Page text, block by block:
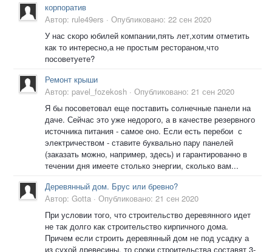
корпоратив
Автор: rule49ers · Опубликовано: 22 сен 2020
У нас скоро юбилей компании,пять лет,хотим отметить
как то интересно,а не простым рестораном,что
посоветуете?
Ремонт крыши
Автор: pavel_fozekosh · Опубликовано: 21 сен 2020
Я бы посоветовал еще поставить солнечные панели на
даче. Сейчас это уже недорого, а в качестве резервного
источника питания - самое оно. Если есть перебои с
электричеством - ставите буквально пару панелей
(заказать можно, например, здесь) и гарантированно в
течении дня имеете столько энергии, сколько вам...
Деревянный дом. Брус или бревно?
Автор: Gotta · Опубликовано: 21 сен 2020
При условии того, что строительство деревянного идет
не так долго как строительство кирпичного дома.
Причем если строить деревянный дом не под усадку а
из сухой древесины, то сроки строительства составят 3-